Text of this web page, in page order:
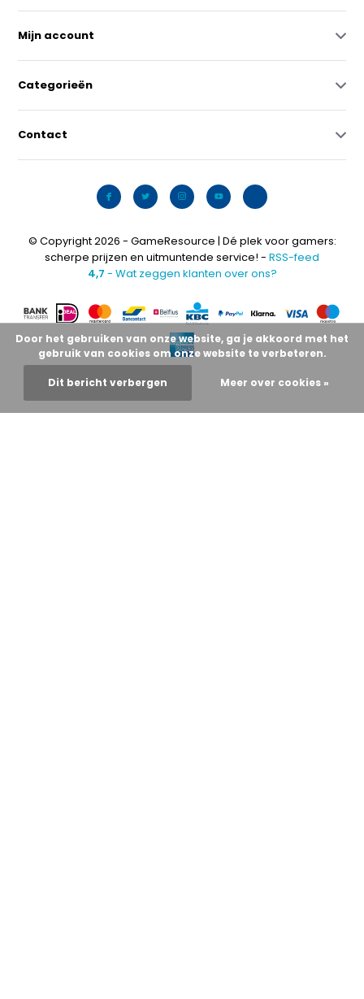
Mijn account
Categorieën
Contact
© Copyright 2026 - GameResource | Dé plek voor gamers:
scherpe prijzen en uitmuntende service! - RSS-feed
4,7 - Wat zeggen klanten over ons?
Door het gebruiken van onze website, ga je akkoord met het
gebruik van cookies om onze website te verbeteren.
Dit bericht verbergen Meer over cookies »